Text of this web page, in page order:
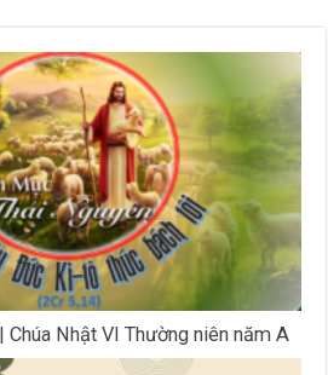
Nhật VI Thường niên năm A